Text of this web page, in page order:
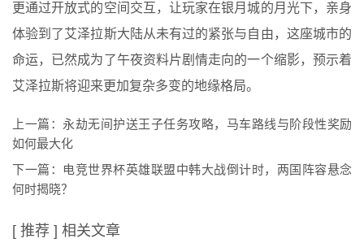
更通过开放式的空间交互，让玩家在银月城的月光下，亲身
体验到了艾泽拉斯大陆从未有过的紧张与自由，这座城市的
命运，已然成为了午夜资料片剧情走向的一个缩影，预示着
艾泽拉斯将迎来更加复杂多变的地缘格局。
上一篇： 永劫无间护送王子任务攻略，马车路线与阶段性奖励
如何最大化
下一篇：
电竞世界杯英雄联盟中韩大战倒计时，两国阵容悬念
何时揭晓？
[ 推荐 ] 相关文章